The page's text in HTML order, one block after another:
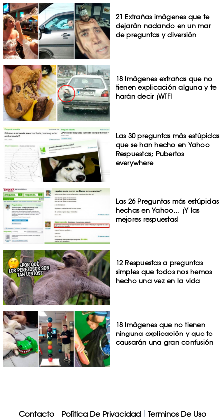
21 Extrañas imágenes que te
dejarán nadando en un mar
de preguntas y diversión
18 Imágenes extrañas que no
tienen explicación alguna y te
harán decir ¡WTF!
Las 30 preguntas más estúpidas
que se han hecho en Yahoo
Respuestas; Pubertos
everywhere
Las 26 Preguntas más estúpidas
hechas en Yahoo… ¡Y las
mejores respuestas!
12 Respuestas a preguntas
simples que todos nos hemos
hecho una vez en la vida
18 Imágenes que no tienen
ninguna explicación y que te
causarán una gran confusión
Contacto Política De Privacidad Terminos De Uso